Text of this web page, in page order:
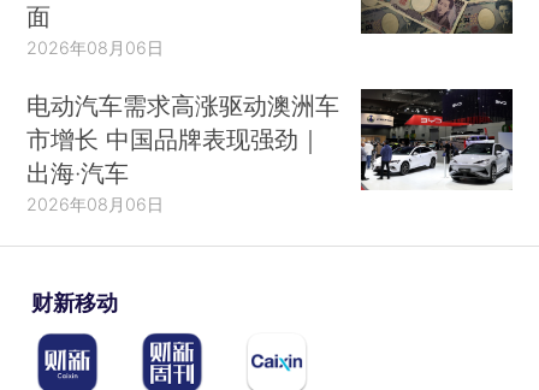
面
2026年08月06日
电动汽车需求高涨驱动澳洲车
市增长 中国品牌表现强劲｜
出海·汽车
2026年08月06日
财新移动